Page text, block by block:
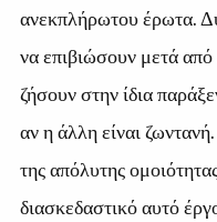
ανεκπλήρωτου έρωτα.
να επιβιώσουν μετά από
ζήσουν στην ίδια
αν η άλλη είναι
της απόλυτης
διασκεδαστικό αυτό